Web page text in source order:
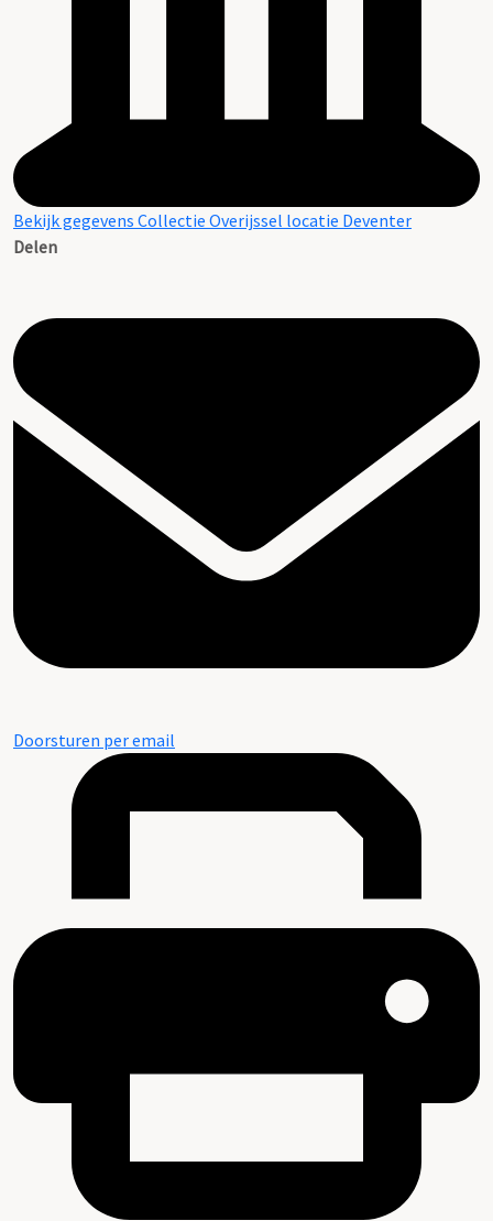
Bekijk gegevens Collectie Overijssel locatie Deventer
Delen
Doorsturen per email